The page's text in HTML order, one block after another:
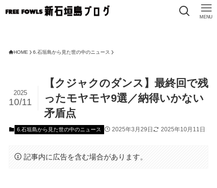
MENU
HOME 6.石垣島から見た世の中のニュース
【クジャクのダンス】最終回で残
ったモヤモヤ9選／納得いかない
矛盾点
2025
10/11
6.石垣島から見た世の中のニュース 2025年3月29日 2025年10月11日
記事内に広告を含む場合があります。